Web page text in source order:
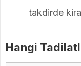
takdirde
Hangi